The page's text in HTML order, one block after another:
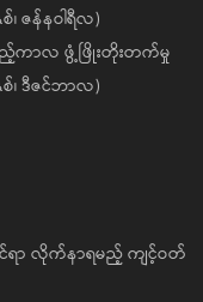
၊ ဇန်နဝါရီလ)
ည့်ကာလ ဖွံ့ဖြိုးတိုးတက်မှု
စ်၊ ဒီဇင်ဘာလ)
ရာ လိုက်နာရမည့် ကျင့်ဝတ်